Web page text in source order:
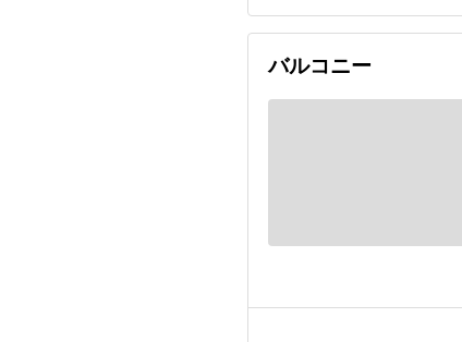
バルコニー